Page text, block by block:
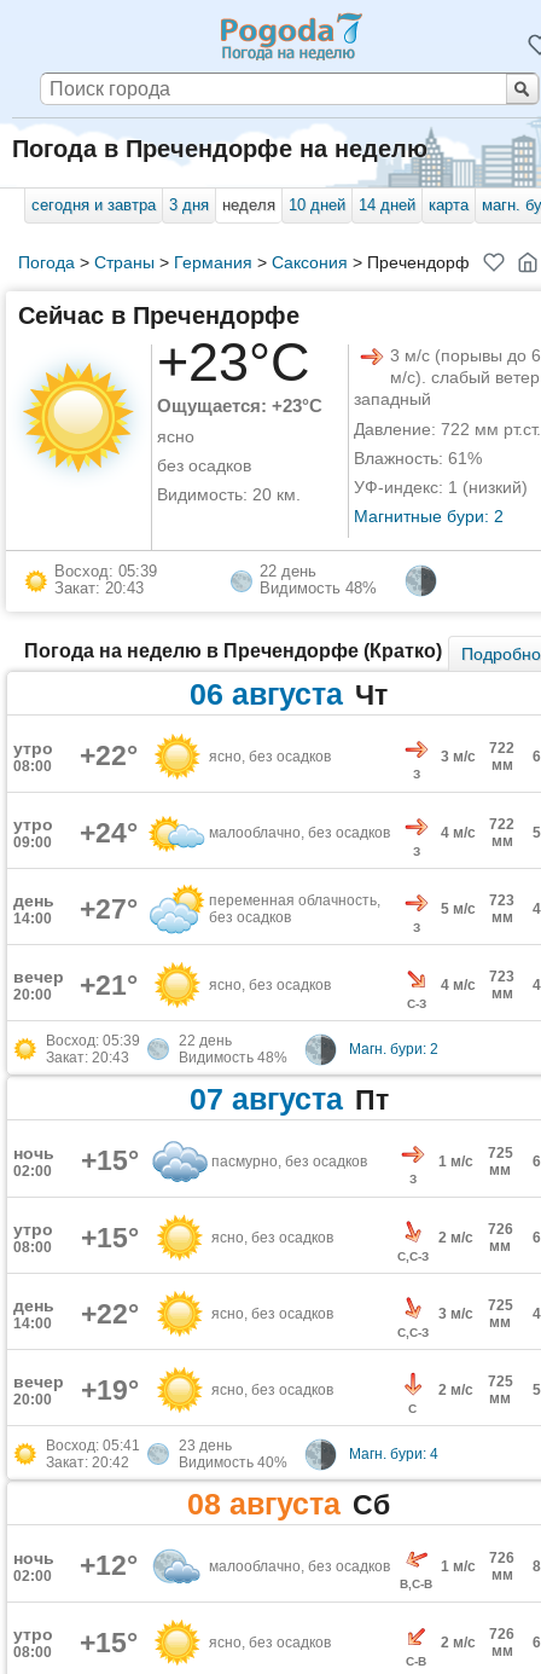
Погода в Пречендорфе на неделю
сегодня и завтра 3 дня неделя 10 дней 14 дней карта магн.
Погода > Страны> Германия > Саксония > Пречендорф
Сейчас в Пречендорфе
+23°C
Ощущается: +23°C
ясно
без осадков
Видимость: 20 км.
3 м/с (порывы до 6
м/с). слабый
западный
Давление: 722 мм рт.ст.
Влажность: 61%
УФ-индекс: 1 (низкий)
Магнитные бури: 2
Восход: 05:39
Закат: 20:43
22 день
Видимость 48%
Погода на неделю в Пречендорфе (Кратко) Подробно
06 августа Чт
утро
08:00 +22° ясно, без осадков
З
3 м/с
722
мм
утро
09:00 +24° малооблачно, без осадков
З
4 м/с
722
мм
день
14:00 +27°
переменная облачность,
без осадков
З
5 м/с
723
мм
вечер
20:00 +21° ясно, без осадков
С-З
4 м/с
723
мм
Восход: 05:39
Закат: 20:43
22 день
Видимость 48%
Магн. бури: 2
07 августа Пт
ночь
02:00 +15° пасмурно, без осадков
З
1 м/с
725
мм
утро
08:00 +15° ясно, без осадков
С,С-З
2 м/с
726
мм
день
14:00 +22° ясно, без осадков
С,С-З
3 м/с
725
мм
вечер
20:00 +19° ясно, без осадков
С
2 м/с
725
мм
Восход: 05:41
Закат: 20:42
23 день
Видимость 40%
Магн. бури: 4
08 августа Сб
ночь
02:00 +12° малооблачно, без осадков
В,С-В
1 м/с
726
мм
утро
08:00 +15° ясно, без осадков
С-В
2 м/с
726
мм